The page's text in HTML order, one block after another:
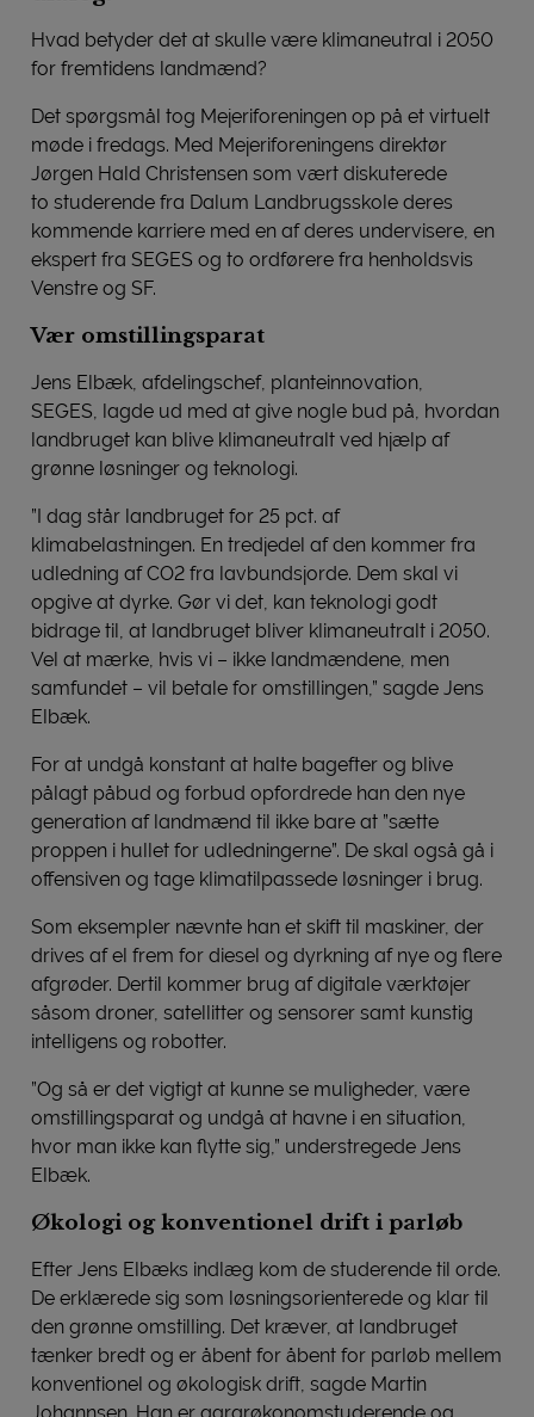
Hvad betyder det at skulle være klimaneutral i 2050
for fremtidens landmænd?
Det spørgsmål tog Mejeriforeningen op på et virtuelt
møde i fredags. Med Mejeriforeningens direktør
Jørgen Hald Christensen som vært diskuterede
to studerende fra Dalum Landbrugsskole deres
kommende karriere med en af deres undervisere, en
ekspert fra SEGES og to ordførere fra henholdsvis
Venstre og SF.
Vær omstillingsparat
Jens Elbæk, afdelingschef, planteinnovation,
SEGES, lagde ud med at give nogle bud på, hvordan
landbruget kan blive klimaneutralt ved hjælp af
grønne løsninger og teknologi.
”I dag står landbruget for 25 pct. af
klimabelastningen. En tredjedel af den kommer fra
udledning af CO2 fra lavbundsjorde. Dem skal vi
opgive at dyrke. Gør vi det, kan teknologi godt
bidrage til, at landbruget bliver klimaneutralt i 2050.
Vel at mærke, hvis vi – ikke landmændene, men
samfundet – vil betale for omstillingen,” sagde Jens
Elbæk.
For at undgå konstant at halte bagefter og blive
pålagt påbud og forbud opfordrede han den nye
generation af landmænd til ikke bare at ”sætte
proppen i hullet for udledningerne”. De skal også gå i
offensiven og tage klimatilpassede løsninger i brug.
Som eksempler nævnte han et skift til maskiner, der
drives af el frem for diesel og dyrkning af nye og flere
afgrøder. Dertil kommer brug af digitale værktøjer
såsom droner, satellitter og sensorer samt kunstig
intelligens og robotter.
”Og så er det vigtigt at kunne se muligheder, være
omstillingsparat og undgå at havne i en situation,
hvor man ikke kan flytte sig,” understregede Jens
Elbæk.
Økologi og konventionel drift i parløb
Efter Jens Elbæks indlæg kom de studerende til orde.
De erklærede sig som løsningsorienterede og klar til
den grønne omstilling. Det kræver, at landbruget
tænker bredt og er åbent for åbent for parløb mellem
konventionel og økologisk drift, sagde Martin